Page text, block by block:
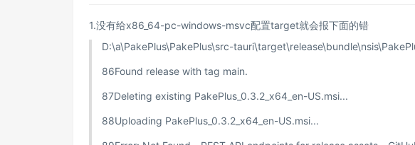
1.没有给x86_64-pc-windows-msvc配置target就会报下面的错
D:\a\PakePlus\PakePlus\src-
86Found release with tag main.
87Deleting existing PakePlus_0.3.2_x64_en-US.msi...
88Uploading PakePlus_0.3.2_x64_en-US.msi...